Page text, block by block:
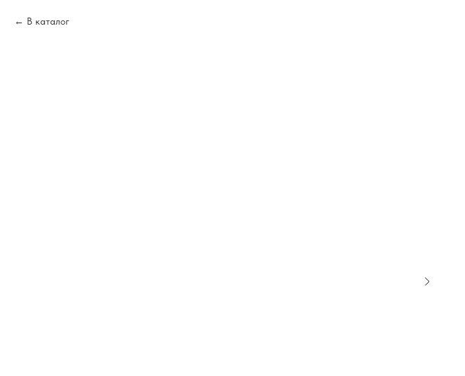
В каталог